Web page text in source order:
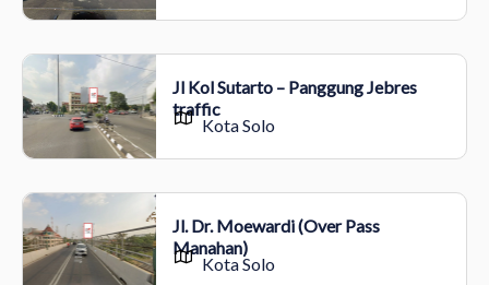
Jl Kol Sutarto – Panggung Jebres
traffic
Kota Solo
Jl. Dr. Moewardi (Over Pass
Manahan)
Kota Solo